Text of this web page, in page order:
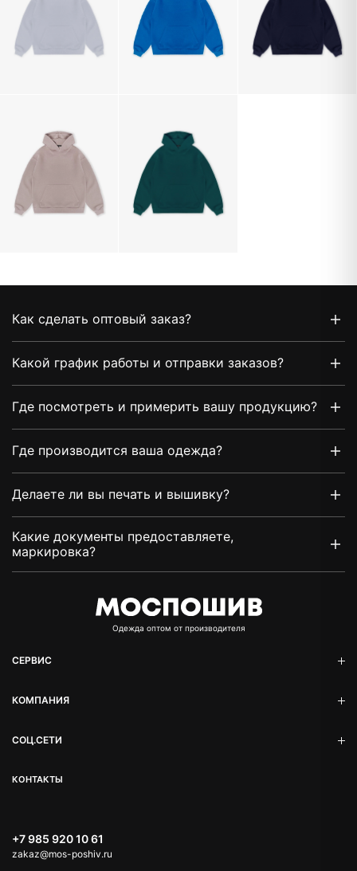
Как сделать оптовый заказ?
Какой график работы и отправки заказов?
Где посмотреть и примерить вашу продукцию?
Где производится ваша одежда?
Делаете ли вы печать и вышивку?
Какие документы предоставляете,
маркировка?
Oдежда оптом от производителя
СЕРВИС
КОМПАНИЯ
СОЦ.СЕТИ
КОНТАКТЫ
+7 985 920 10 61
zakaz@mos-poshiv.ru